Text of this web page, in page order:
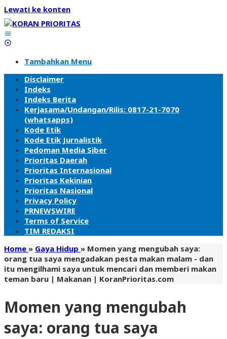
Lewati ke konten
Tambahkan Menu
Disclaimer
Indeks
Indeks Berita
Kerjasama/Undangan/Rilis: 0817-21-7070
(whatsapps)
Kode Etik
Kode Etik Jurnalistik
Pedoman Media Siber
Prioritas Daerah
Prioritas Internasional
Prioritas Kekinian
Prioritas Nasional
Privacy Policy
PRNEWSWIRE
Terms of Service
TIM REDAKSI
Home » Gaya Hidup » Momen yang mengubah saya:
orang tua saya mengadakan pesta makan malam - dan
itu mengilhami saya untuk mencari dan memberi makan
teman baru | Makanan | KoranPrioritas.com
Momen yang mengubah
saya: orang tua saya